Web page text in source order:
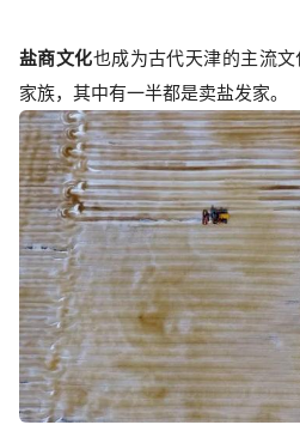
盐商文化也成为古代天津的主流
家族，其中有一半都是卖盐发家。